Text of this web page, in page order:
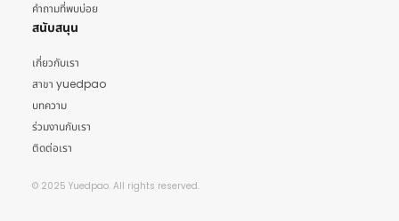
คำถามที่พบบ่อย
สนับสนุน
เกี่ยวกับเรา
สาขา yuedpao
บทความ
ร่วมงานกับเรา
ติดต่อเรา
© 2025 Yuedpao. All rights reserved.